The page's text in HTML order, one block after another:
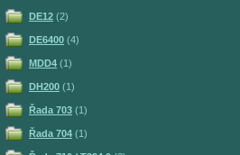
DE12 (2)
DE6400 (4)
MDD4 (1)
DH200 (1)
Řada 703 (1)
Řada 704 (1)